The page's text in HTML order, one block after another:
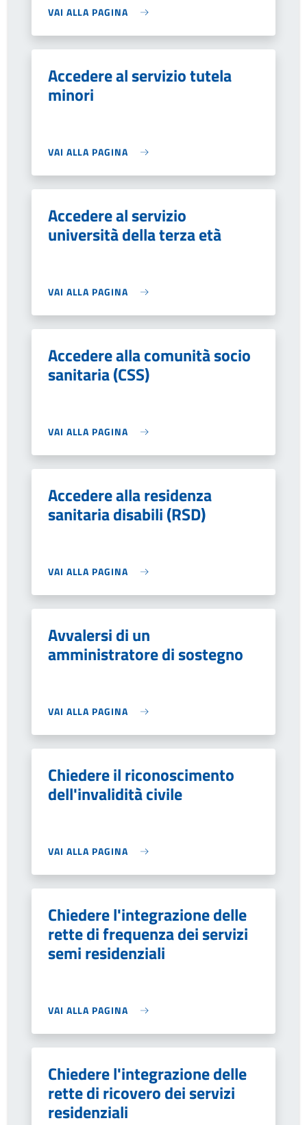
VAI ALLA PAGINA
Accedere al servizio tutela
minori
VAI ALLA PAGINA
Accedere al servizio
università della terza età
VAI ALLA PAGINA
Accedere alla comunità socio
sanitaria (CSS)
VAI ALLA PAGINA
Accedere alla residenza
sanitaria disabili (RSD)
VAI ALLA PAGINA
Avvalersi di un
amministratore di sostegno
VAI ALLA PAGINA
Chiedere il riconoscimento
dell'invalidità civile
VAI ALLA PAGINA
Chiedere l'integrazione delle
rette di frequenza dei servizi
semi residenziali
VAI ALLA PAGINA
Chiedere l'integrazione delle
rette di ricovero dei servizi
residenziali